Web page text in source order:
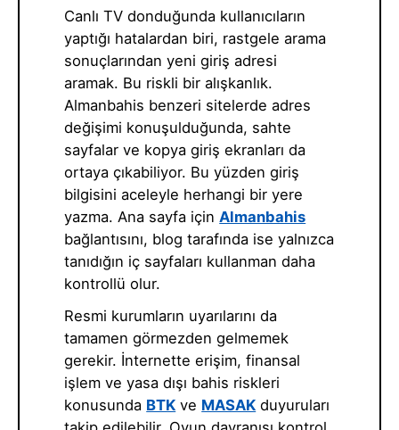
Canlı TV donduğunda kullanıcıların
yaptığı hatalardan biri, rastgele arama
sonuçlarından yeni giriş adresi
aramak. Bu riskli bir alışkanlık.
Almanbahis benzeri sitelerde adres
değişimi konuşulduğunda, sahte
sayfalar ve kopya giriş ekranları da
ortaya çıkabiliyor. Bu yüzden giriş
bilgisini aceleyle herhangi bir yere
yazma. Ana sayfa içinAlmanbahis
bağlantısını, blog tarafında ise yalnızca
tanıdığın iç sayfaları kullanman daha
kontrollü olur.
Resmi kurumların uyarılarını da
tamamen görmezden gelmemek
gerekir. İnternette erişim, finansal
işlem ve yasa dışı bahis riskleri
konusunda BTK ve MASAK duyuruları